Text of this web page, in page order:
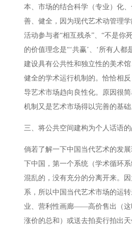
本、市场的结合科学（专业）化
善、健全，因为现代艺术动管理
活动参与者“相互残杀”、“不是你
的价值理念是“‘共赢’、‘所有人
建设具有公共性和独立性的美术
健全的学术运行机制的。恰恰相
导艺术市场趋向良性化。原因很
机制又是艺术市场得以完善的基础
三、将公共空间建构为个人话语的
倘若了解一下中国当代艺术的发
下中国，第一个系统（学术循环
混乱的，没有充分的分离开来。
系，所以中国当代艺术市场的运
业、营利性画廊——高价售出（这
涨价的总和）或送去拍卖行拍出